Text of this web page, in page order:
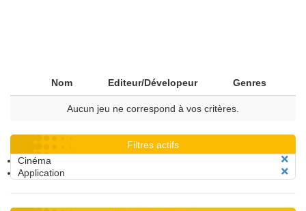
Nom Editeur/Dévelopeur Genres
Aucun jeu ne correspond à vos critères.
Filtres actifs
Cinéma
Application